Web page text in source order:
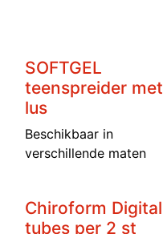
SOFTGEL
teenspreider met
lus
Beschikbaar in
verschillende maten
Chiroform Digital
tubes per 2 st